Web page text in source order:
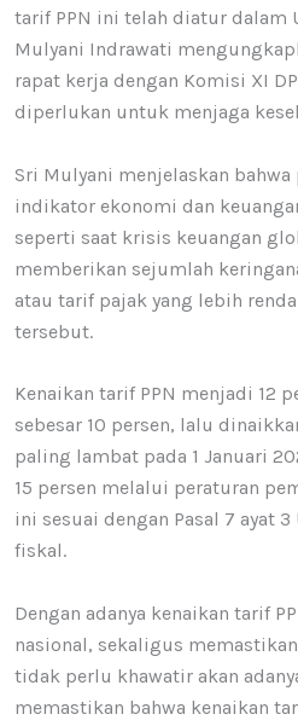
tarif PPN ini telah diatur dalam
Mulyani Indrawati
rapat kerja dengan Komisi XI
diperlukan untuk menjaga
Sri Mulyani menjelaskan
indikator ekonomi dan
seperti saat krisis keuangan
memberikan sejumlah
atau tarif pajak yang lebih
tersebut.
Kenaikan tarif PPN menjadi 12
sebesar 10 persen, lalu
paling lambat pada 1 Januari
15 persen melalui peraturan
ini sesuai dengan Pasal 7 ayat
fiskal.
Dengan adanya kenaikan tarif
nasional, sekaligus
tidak perlu khawatir akan
memastikan bahwa kenaikan